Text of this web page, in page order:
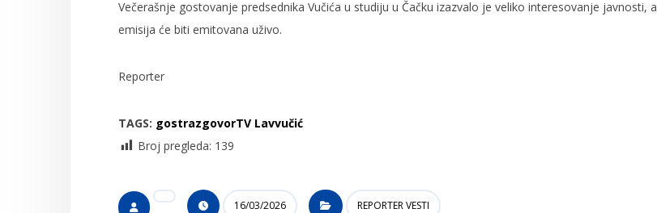
Večerašnje gostovanje predsednika Vučića u studiju u Čačku izazvalo je veliko interesovanje javnosti, a
emisija će biti emitovana uživo.
Reporter
TAGS: gostrazgovorTV Lavvučić
Broj pregleda: 139
16/03/2026 REPORTER VESTI